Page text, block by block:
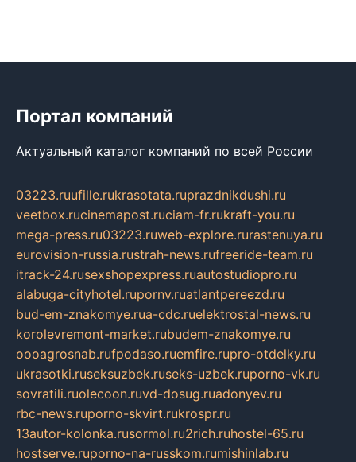
Портал компаний
Актуальный каталог компаний по всей России
03223.ruufille.rukrasotata.ruprazdnikdushi.ru
veetbox.rucinemapost.ruciam-fr.rukraft-you.ru
mega-press.ru03223.ruweb-explore.rurastenuya.ru
eurovision-russia.rustrah-news.rufreeride-team.ru
itrack-24.rusexshopexpress.ruautostudiopro.ru
alabuga-cityhotel.rupornv.ruatlantpereezd.ru
bud-em-znakomye.rua-cdc.ruelektrostal-news.ru
korolevremont-market.rubudem-znakomye.ru
oooagrosnab.rufpodaso.ruemfire.rupro-otdelky.ru
ukrasotki.ruseksuzbek.ruseks-uzbek.ruporno-vk.ru
sovratili.ruolecoon.ruvd-dosug.ruadonyev.ru
rbc-news.ruporno-skvirt.rukrospr.ru
13autor-kolonka.rusormol.ru2rich.ruhostel-65.ru
hostserve.ruporno-na-russkom.rumishinlab.ru